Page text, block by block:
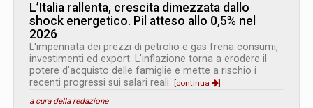
L’Italia rallenta, crescita dimezzata dallo
shock energetico. Pil atteso allo 0,5% nel
2026
L'impennata dei prezzi di petrolio e gas frena consumi,
investimenti ed export. L'inflazione torna a erodere il
potere d'acquisto delle famiglie e mette a rischio i
recenti progressi sui salari reali. [continua
]
a cura della redazione